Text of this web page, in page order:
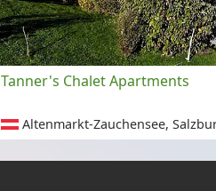
Tanner's Chalet Apartments
Altenmarkt-Zauchensee,
Österreich